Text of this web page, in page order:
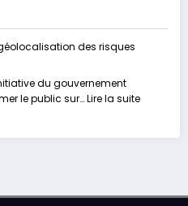
vigilance
face
géolocalisation des risques
du gouvernement
le public sur…Lire la suite: